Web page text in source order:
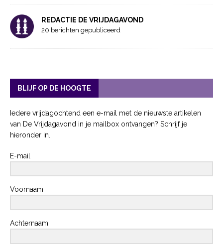
REDACTIE DE VRIJDAGAVOND
20 berichten gepubliceerd
BLIJF OP DE HOOGTE
Iedere vrijdagochtend een e-mail met de nieuwste artikelen
van De Vrijdagavond in je mailbox ontvangen? Schrijf je
hieronder in.
E-mail
Voornaam
Achternaam